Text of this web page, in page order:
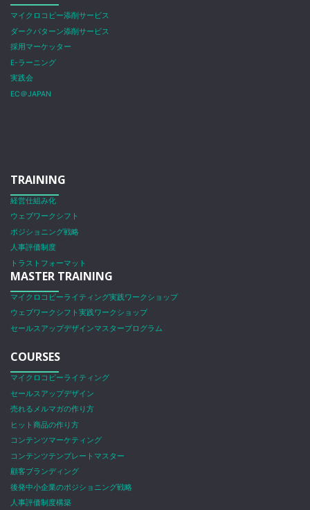
マイクロコピー添削サービス
ダークパターン添削サービス
採用マーケッター
E-ラーニング
実践会
EC＠JAPAN
TRAINING
経営仕組み化
ウェブワークシフト
ポジショニング戦略
人事評価制度
トラストフォーマット
MASTER TRAINING
マイクロコピーライティング実践ワークショップ
ウェブワークシフト実践ワークショップ
セールスアップデザインマスタープログラム
COURSES
マイクロコピーライティング
セールスアップデザイン
売れるメルマガの作り方
ヒット商品の作り方
コンテンツマーケティング
コンテンツテンプレートマスター
顧客ブランディング
後発中小企業のポジショニング戦略
人事評価制度構築